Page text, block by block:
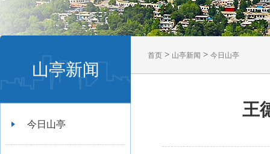
山亭新闻
今日山亭
首页 > 山亭新闻 > 今日山亭
王